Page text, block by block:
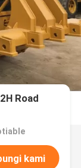
Road
kami